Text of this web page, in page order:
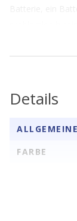
Details
FARBE